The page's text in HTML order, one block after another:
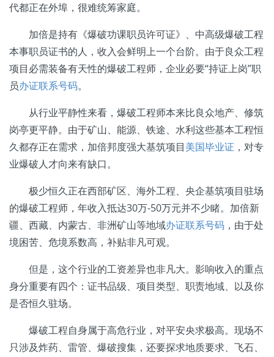
代都正在外埠，很难统筹家庭。
加倍是持有《爆破功课职员许可证》、中高级爆破工程
本事职员证书的人，收入会鲜明上一个台阶。由于良众工程
项目必需装备有天性的爆破工程师，企业必要“持证上岗”职
员办证联系号码。
从行业平静性来看，爆破工程师本来比良众地产、修筑
岗亭更平静。由于矿山、能源、铁途、水利这些基本工程恒
久都存正在需求，加倍邦度强大基筑项目美国毕业证 ，对专
业爆破人才向来有缺口。
极少恒久正在西部矿区、海外工程、央企基筑项目驻场
的爆破工程师，年收入抵达30万-50万元并不少睹。加倍新
疆、西藏、内蒙古、非洲矿山等地域办证联系号码 ，由于处
境困苦、危境系数高，补贴非凡可观。
但是，这个行业的工资差异也非凡大。影响收入的重点
身分重要有四个：证书品级、项目类型、职责地域、以及你
是否恒久驻场。
爆破工程自身属于高危行业，对平安央求极高。现场不
只涉及炸药、雷管、爆破搜集，还要探求地质要求、飞石、